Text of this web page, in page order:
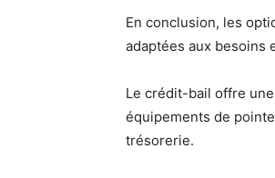
En conclusion, les
adaptées aux besoins
Le crédit-bail offre
équipements de
trésorerie.